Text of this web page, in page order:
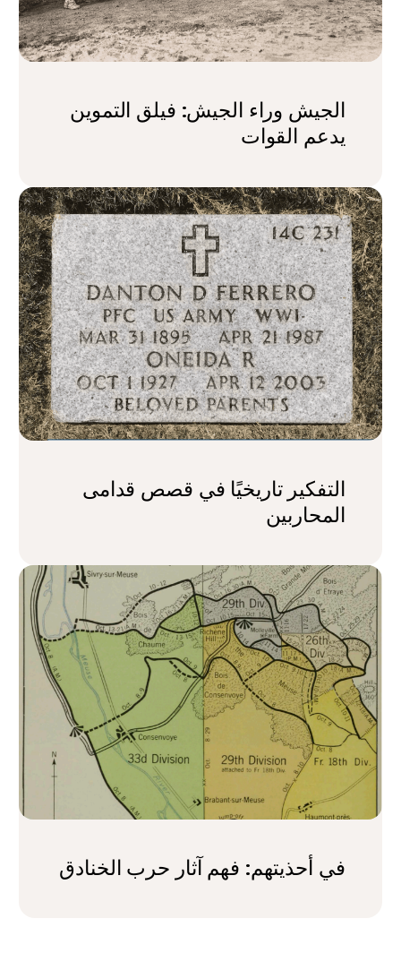
الجيش وراء الجيش: فيلق التموين
يدعم القوات
التفكير تاريخيًا في قصص قدامى
المحاربين
في أحذيتهم: فهم آثار حرب الخنادق